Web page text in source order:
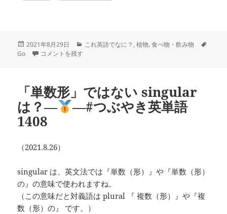
投
2021年8月29日
カ
これ英語でなに？ ,植物,食べ物・飲み物
Go ゴーヤーは英語で何？―
コメントを残す
「単数形」ではない singular
は？―
―#つぶやき英単語
1408
（2021.8.26）
singular は、英文法では『単数（形）』や『単数（形）
の』の意味で使われますね。
（この意味だと対義語は plural 『 複数（形）』や『複
数（形）の』 です。）